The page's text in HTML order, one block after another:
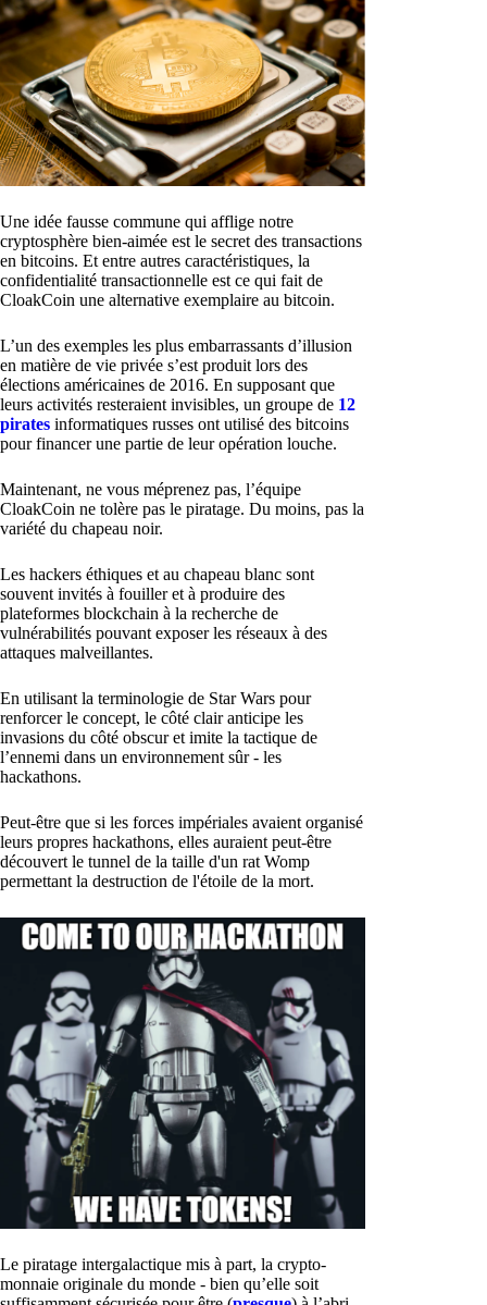
Une idée fausse commune qui afflige notre
cryptosphère bien-aimée est le secret des transactions
en bitcoins. Et entre autres caractéristiques, la
confidentialité transactionnelle est ce qui fait de
CloakCoin une alternative exemplaire au bitcoin.
L’un des exemples les plus embarrassants d’illusion
en matière de vie privée s’est produit lors des
élections américaines de 2016. En supposant que
leurs activités resteraient invisibles, un groupe de 12
pirates informatiques russes ont utilisé des bitcoins
pour financer une partie de leur opération louche.
Maintenant, ne vous méprenez pas, l’équipe
CloakCoin ne tolère pas le piratage. Du moins, pas la
variété du chapeau noir.
Les hackers éthiques et au chapeau blanc sont
souvent invités à fouiller et à produire des
plateformes blockchain à la recherche de
vulnérabilités pouvant exposer les réseaux à des
attaques malveillantes.
En utilisant la terminologie de Star Wars pour
renforcer le concept, le côté clair anticipe les
invasions du côté obscur et imite la tactique de
l’ennemi dans un environnement sûr - les
hackathons.
Peut-être que si les forces impériales avaient organisé
leurs propres hackathons, elles auraient peut-être
découvert le tunnel de la taille d'un rat Womp
permettant la destruction de l'étoile de la mort.
Le piratage intergalactique mis à part, la crypto-
monnaie originale du monde - bien qu’elle soit